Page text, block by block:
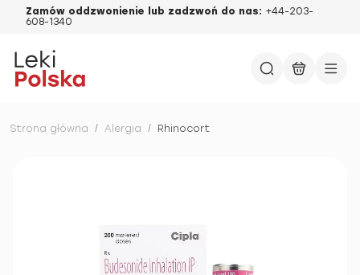
Zamów oddzwonienie lub zadzwoń do nas: +44-203-
608-1340
Strona główna / Alergia / Rhinocort